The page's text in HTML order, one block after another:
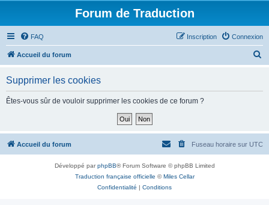
Forum de Traduction
FAQ Connexion
Inscription
Accueil du forum
h
Supprimer les cookies
Êtes-vous sûr de vouloir supprimer les cookies de ce forum ?
Accueil du forum Fuseau horaire sur UTC
Développé parphpBB® Forum Software © phpBB Limited
Traduction française officielle ©Miles Cellar
Confidentialité | Conditions